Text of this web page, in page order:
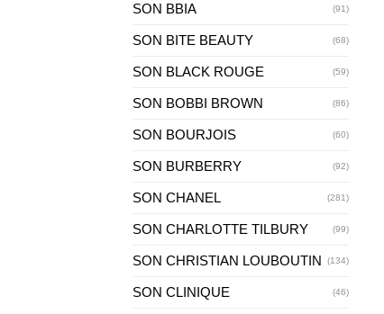
SON BBIA (91)
SON BITE BEAUTY (68)
SON BLACK ROUGE (59)
SON BOBBI BROWN (86)
SON BOURJOIS (60)
SON BURBERRY (92)
SON CHANEL (281)
SON CHARLOTTE TILBURY (99)
SON CHRISTIAN LOUBOUTIN (134)
SON CLINIQUE (46)